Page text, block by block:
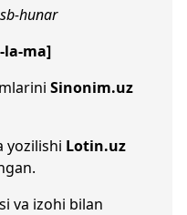
hunar
la-ma]
Sinonim.uz
yozilishi Lotin.uz
va izohi bilan